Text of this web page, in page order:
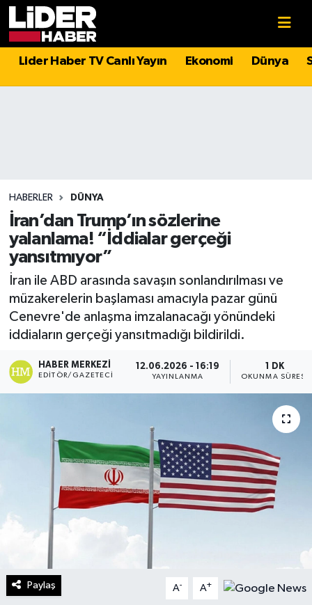
Lider Haber TV Canlı Yayın Ekonomi Dünya
HABERLER DÜNYA
İran’dan Trump’ın sözlerine
yalanlama! “İddialar gerçeği
yansıtmıyor”
İran ile ABD arasında savaşın sonlandırılması ve
müzakerelerin başlaması amacıyla pazar günü
Cenevre'de anlaşma imzalanacağı yönündeki
iddiaların gerçeği yansıtmadığı bildirildi.
HABER MERKEZI
EDITÖR/GAZETECI
12.06.2026 - 16:19
YAYINLANMA
1 DK
OKUNMA SÜRESI
Paylaş A- A+
Politika
Magazin
Spor
Sağlık
Teknoloji
Turizm
Kültür - Sanat
Hava Durumu
Süper Lig Puan Durumu ve Fikstür
Tüm Manşetler
Son Dakika Haberleri
Haber Arşivi